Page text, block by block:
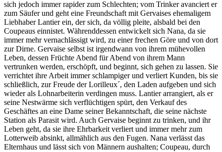
sich jedoch immer rapider zum Schlechten; vom Trinker avanciert er
zum Säufer und geht eine Freundschaft mit Gervaises ehemaligem
Liebhaber Lantier ein, der sich, da völlig pleite, alsbald bei den
Coupeaus einnistet. Währenddessen entwickelt sich Nana, da sie
immer mehr vernachlässigt wird, zu einer frechen Göre und von dort
zur Dirne. Gervaise selbst ist irgendwann von ihrem mühevollen
Leben, dessen Früchte Abend für Abend von ihrem Mann
vertrunken werden, erschöpft, und beginnt, sich gehen zu lassen. Sie
verrichtet ihre Arbeit immer schlampiger und verliert Kunden, bis sie
schließlich, zur Freude der Lorilleux´, den Laden aufgeben und sich
wieder als Lohnarbeiterin verdingen muss. Lantier arrangiert, als er
seine Nestwärme sich verflüchtigen spürt, den Verkauf des
Geschäftes an eine Dame seiner Bekanntschaft, die seine nächste
Station als Parasit wird. Auch Gervaise beginnt zu trinken, und ihr
Leben geht, da sie ihre Ehrbarkeit verliert und immer mehr zum
Lotterweib absinkt, allmählich aus den Fugen. Nana verlässt das
Elternhaus und lässt sich von Männern aushalten; Coupeau, durch